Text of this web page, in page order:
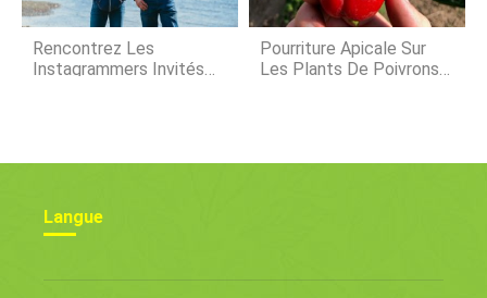
Rencontrez Les
Instagrammers Invités
Pourriture Apicale Sur
Les Plants De Poivrons
Langue